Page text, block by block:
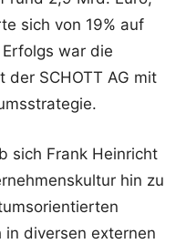
sich von 19% auf
war die
der SCHOTT AG mit
sich Frank Heinricht
hin zu
in diversen externen